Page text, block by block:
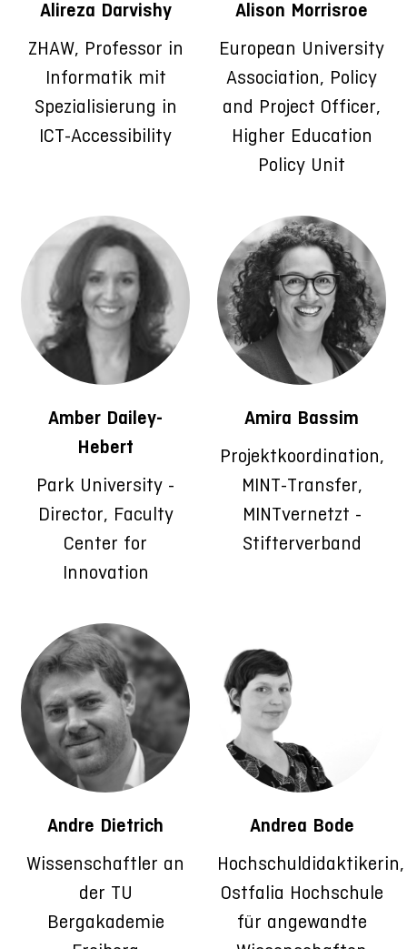
Alireza Darvishy
ZHAW, Professor in
Informatik mit
Spezialisierung in
ICT-Accessibility
Alison Morrisroe
European University
Association, Policy
and Project Officer,
Higher Education
Policy Unit
Amber Dailey-
Hebert
Park University -
Director, Faculty
Center for
Innovation
Amira Bassim
Projektkoordination,
MINT-Transfer,
MINTvernetzt -
Stifterverband
Andre Dietrich
Wissenschaftler an
der TU
Bergakademie
Andrea Bode
Hochschuldidaktikerin,
Ostfalia Hochschule
für angewandte